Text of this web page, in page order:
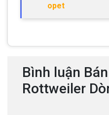
opet
Bình luận
Rottweiler